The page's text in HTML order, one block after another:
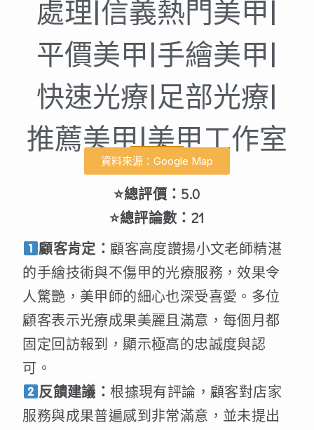
處理|信義熱門美甲|
平價美甲|手繪美甲|
快速光療|足部光療|
推薦美甲|美甲工作室
資料來源：Google Map
⭐總評價：5.0
⭐總評論數：21
顧客肯定： 顧客高度讚揚小文老師精湛
的手繪技術與不傷甲的光療服務，效果令
人驚艷，美甲師的細心也深受喜愛。多位
顧客表示光療成果美麗且滿意，每個月都
固定回訪報到，顯示極高的忠誠度與認
可。
反饋建議：根據現有評論，顧客對店家
服務與成果普遍感到非常滿意，並未提出